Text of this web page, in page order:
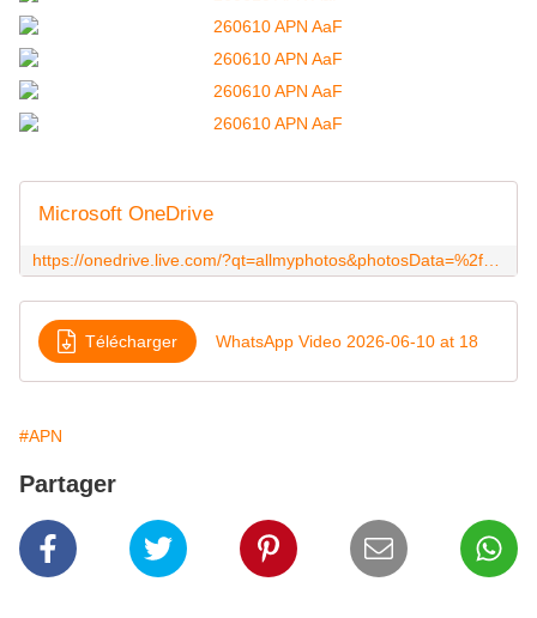
Microsoft OneDrive
Télécharger WhatsApp Video 2026-06-10 at 18
#APN
Partager